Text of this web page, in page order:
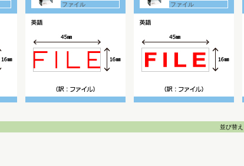
ファイル ファイル
並び替え